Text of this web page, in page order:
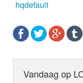
Vandaag op